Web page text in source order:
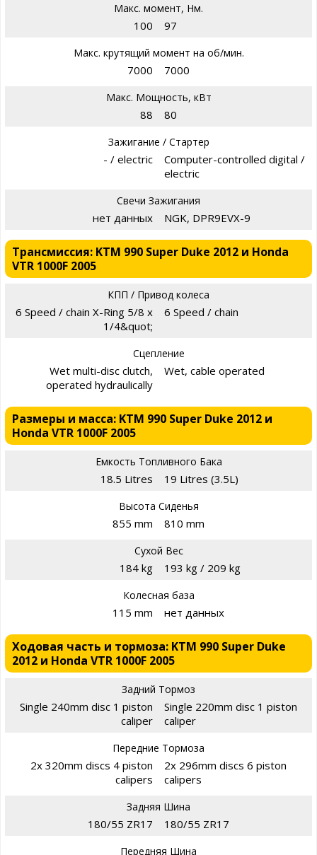
Макс. момент, Нм.
100 97
Макс. крутящий момент на об/мин.
7000 7000
Макс. Мощность, кВт
88 80
Зажигание / Стартер
- / electric
Computer-controlled digital /
electric
Свечи Зажигания
нет данных NGK, DPR9EVX-9
Трансмиссия: KTM 990 Super Duke 2012 и Honda
VTR 1000F 2005
КПП / Привод колеса
6 Speed / chain X-Ring 5/8 x
1/4&quot;
6 Speed / chain
Сцепление
Wet multi-disc clutch,
operated hydraulically
Wet, cable operated
Размеры и масса: KTM 990 Super Duke 2012 и
Honda VTR 1000F 2005
Емкость Топливного Бака
18.5 Litres 19 Litres (3.5L)
Высота Сиденья
855 mm 810 mm
Сухой Вес
184 kg 193 kg / 209 kg
Колесная база
115 mm нет данных
Ходовая часть и тормоза: KTM 990 Super Duke
2012 и Honda VTR 1000F 2005
Задний Тормоз
Single 240mm disc 1 piston
caliper
Single 220mm disc 1 piston
caliper
Передние Тормоза
2x 320mm discs 4 piston
calipers
2x 296mm discs 6 piston
calipers
Задняя Шина
180/55 ZR17 180/55 ZR17
Передняя Шина